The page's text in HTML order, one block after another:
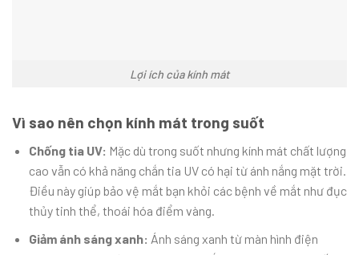
Lợi ích của kính mát
Vì sao nên chọn kính mát trong suốt
Chống tia UV: Mặc dù trong suốt nhưng kính mát chất lượng
cao vẫn có khả năng chắn tia UV có hại từ ánh nắng mặt trời.
Điều này giúp bảo vệ mắt bạn khỏi các bệnh về mắt như đục
thủy tinh thể, thoái hóa điểm vàng.
Giảm ánh sáng xanh: Ánh sáng xanh từ màn hình điện